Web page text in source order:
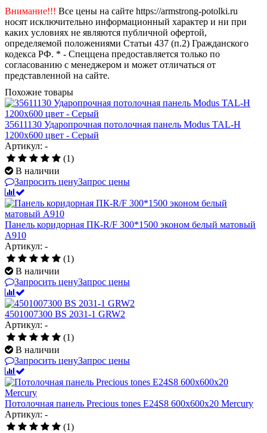
Внимание!!! Все цены на сайте https://armstrong-potolki.ru
носят исключительно информационный характер и ни при
каких условиях не являются публичной офертой,
определяемой положениями Статьи 437 (п.2) Гражданского
кодекса РФ. * - Спеццена предоставляется только по
согласованию с менеджером и может отличаться от
представленной на сайте.
Похожие товары
35611130 Ударопрочная потолочная панель Modus TAL-H
1200x600 цвет - Серый
Артикул: -
(1)
В наличии
Запросить ценуЗапрос цены
Панель коридорная ПК-R/F 300*1500 эконом белый матовый
А910
Артикул: -
(1)
В наличии
Запросить ценуЗапрос цены
4501007300 BS 2031-1 GRW2
Артикул: -
(1)
В наличии
Запросить ценуЗапрос цены
Потолочная панель Precious tones E24S8 600x600x20 Mercury
Артикул: -
(1)